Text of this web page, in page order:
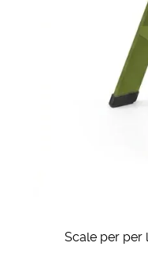
Scale per per